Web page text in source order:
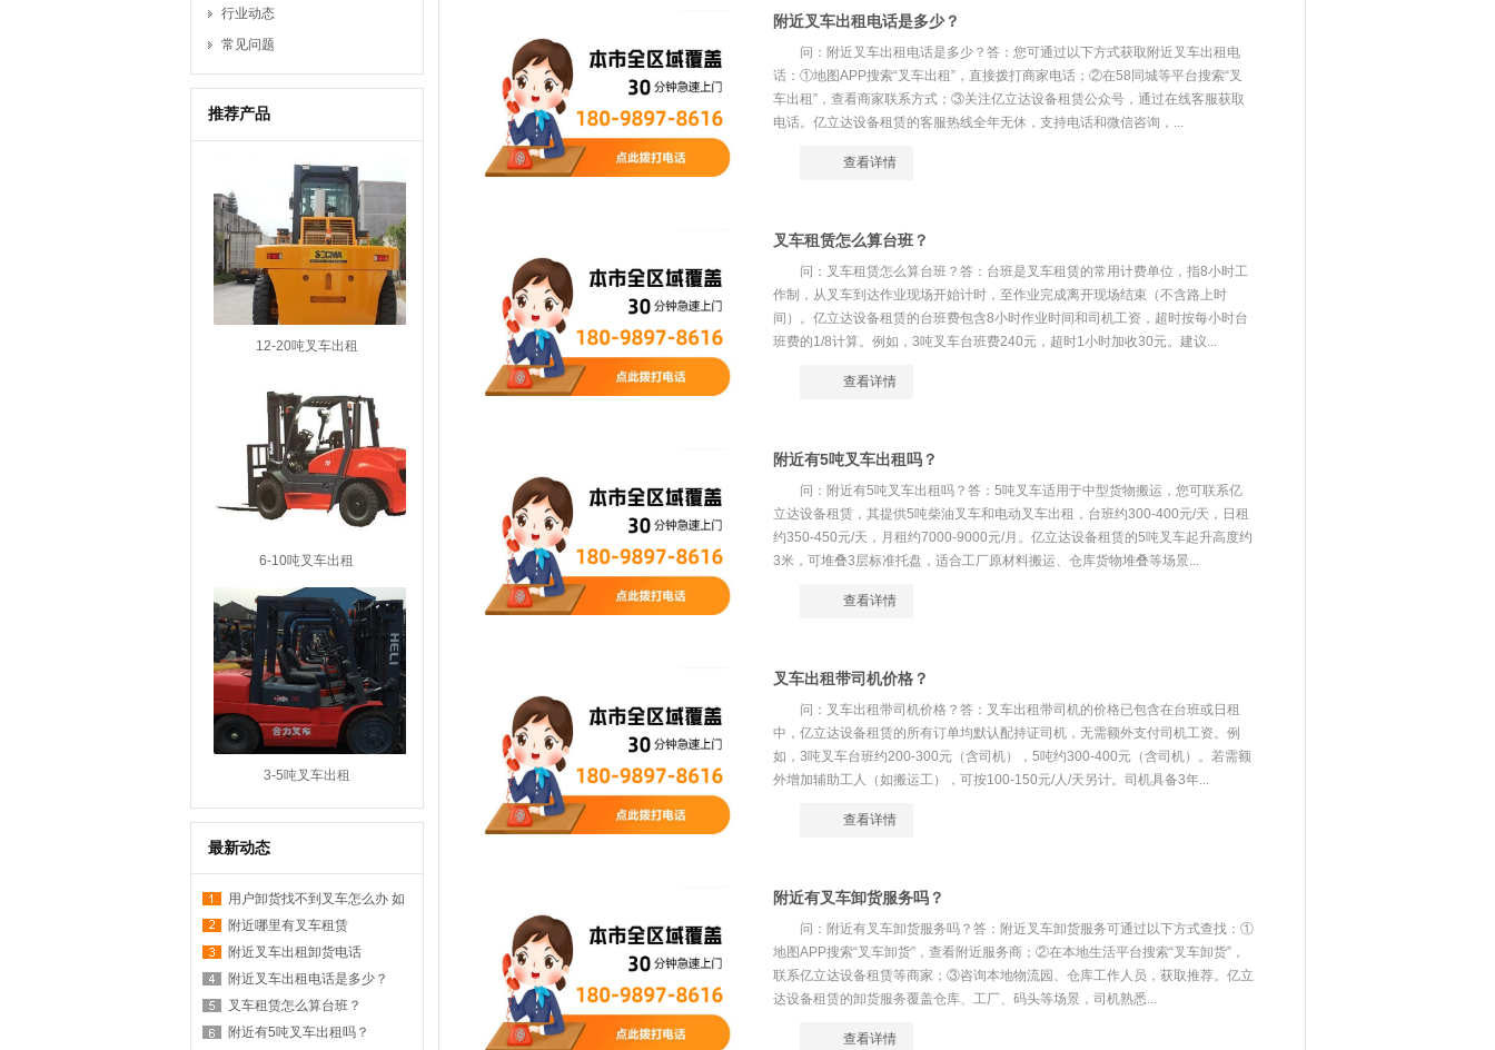
行业动态
常见问题
推荐产品
12-20吨叉车出租
6-10吨叉车出租
3-5吨叉车出租
最新动态
用户卸货找不到叉车怎么办 如
何在附近找叉车
附近哪里有叉车租赁
附近叉车出租卸货电话
附近叉车出租电话是多少？
叉车租赁怎么算台班？
附近有5吨叉车出租吗？
附近叉车出租电话是多少？
问：附近叉车出租电话是多少？答：您可通过以下方式获取附近叉车出租电
话：①地图APP搜索“叉车出租”，直接拨打商家电话；②在58同城等平台搜索“叉
车出租”，查看商家联系方式；③关注亿立达设备租赁公众号，通过在线客服获取
电话。亿立达设备租赁的客服热线全年无休，支持电话和微信咨询，...
查看详情
叉车租赁怎么算台班？
问：叉车租赁怎么算台班？答：台班是叉车租赁的常用计费单位，指8小时工
作制，从叉车到达作业现场开始计时，至作业完成离开现场结束（不含路上时
间）。亿立达设备租赁的台班费包含8小时作业时间和司机工资，超时按每小时台
班费的1/8计算。例如，3吨叉车台班费240元，超时1小时加收30元。建议...
查看详情
附近有5吨叉车出租吗？
问：附近有5吨叉车出租吗？答：5吨叉车适用于中型货物搬运，您可联系亿
立达设备租赁，其提供5吨柴油叉车和电动叉车出租，台班约300-400元/天，日租
约350-450元/天，月租约7000-9000元/月。亿立达设备租赁的5吨叉车起升高度约
3米，可堆叠3层标准托盘，适合工厂原材料搬运、仓库货物堆叠等场景...
查看详情
叉车出租带司机价格？
问：叉车出租带司机价格？答：叉车出租带司机的价格已包含在台班或日租
中，亿立达设备租赁的所有订单均默认配持证司机，无需额外支付司机工资。例
如，3吨叉车台班约200-300元（含司机），5吨约300-400元（含司机）。若需额
外增加辅助工人（如搬运工），可按100-150元/人/天另计。司机具备3年...
查看详情
附近有叉车卸货服务吗？
问：附近有叉车卸货服务吗？答：附近叉车卸货服务可通过以下方式查找：①
地图APP搜索“叉车卸货”，查看附近服务商；②在本地生活平台搜索“叉车卸货”，
联系亿立达设备租赁等商家；③咨询本地物流园、仓库工作人员，获取推荐。亿立
达设备租赁的卸货服务覆盖仓库、工厂、码头等场景，司机熟悉...
查看详情